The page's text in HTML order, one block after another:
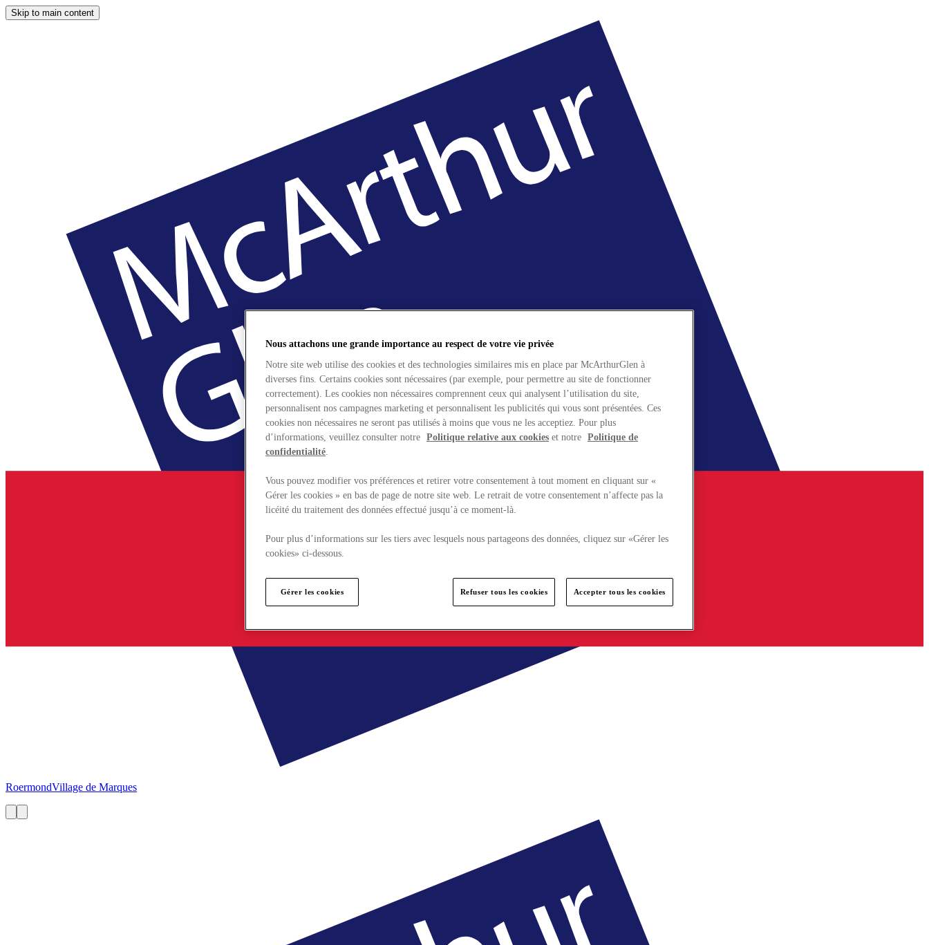
Skip to main content
RoermondVillage de Marques
Nous attachons une grande importance au respect de votre vie privée
Notre site web utilise des cookies et des technologies similaires mis en place par McArthurGlen à
diverses fins. Certains cookies sont nécessaires (par exemple, pour permettre au site de fonctionner
correctement). Les cookies non nécessaires comprennent ceux qui analysent l’utilisation du site,
personnalisent nos campagnes marketing et personnalisent les publicités qui vous sont présentées. Ces
cookies non nécessaires ne seront pas utilisés à moins que vous ne les acceptiez. Pour plus
d’informations, veuillez consulter notre Politique relative aux cookies et notre Politique de
confidentialité.
Vous pouvez modifier vos préférences et retirer votre consentement à tout moment en cliquant sur «
Gérer les cookies » en bas de page de notre site web. Le retrait de votre consentement n’affecte pas la
licéité du traitement des données effectué jusqu’à ce moment-là.
Pour plus d’informations sur les tiers avec lesquels nous partageons des données, cliquez sur «Gérer les
cookies» ci-dessous.
Gérer les cookies Refuser tous les cookies Accepter tous les cookies